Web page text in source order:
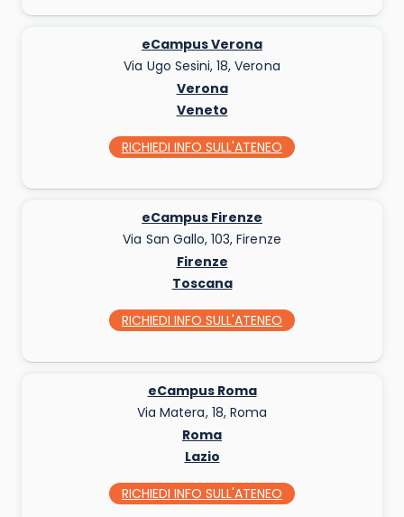
eCampus Verona
Via Ugo Sesini, 18, Verona
Verona
Veneto
RICHIEDI INFO SULL'ATENEO
eCampus Firenze
Via San Gallo, 103, Firenze
Firenze
Toscana
RICHIEDI INFO SULL'ATENEO
eCampus Roma
Via Matera, 18, Roma
Roma
Lazio
RICHIEDI INFO SULL'ATENEO